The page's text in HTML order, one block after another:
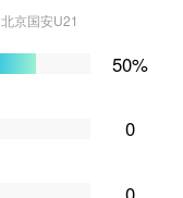
北京国安U21
50%
0